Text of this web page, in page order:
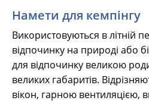
Намети для кемпінгу
Використовуються в літній
відпочинку на природі або
для відпочинку великою
великих габаритів.
вікон, гарною вентиляцією,